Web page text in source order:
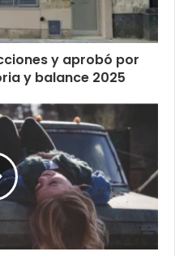
y aprobó por
y balance 2025